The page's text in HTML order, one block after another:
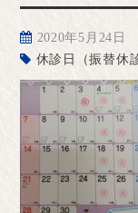
2020年5月24日
休診日（振替休